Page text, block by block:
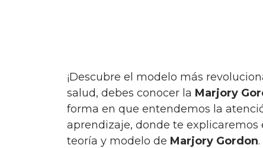
¡Descubre el modelo más revolucionario en la enfermería! Si eres un profesional de la
salud, debes conocer la Marjory
forma en que entendemos la
aprendizaje, donde te
teoría y modelo de Marjory Gordon